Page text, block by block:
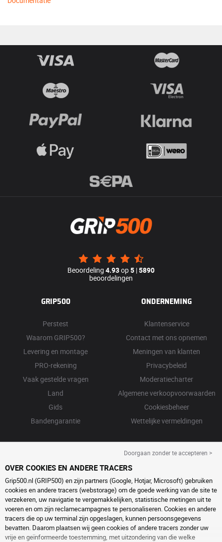
Beoordeling 4.93op5 |5890
beoordelingen
GRIP500
Perstest
Waarom GRIP500?
Levering en montage
PRO-rekening
Vaak gestelde vragen
Land
Gids
Bandengarantie
ONDERNEMING
Klantenservice
Contact met ons opnemen
Meningen van klanten
Privacybeleid
Moderatiecharter
Algemene verkoopvoorwaarden
Cookiesbeheer
Wettelijke vermeldingen
Doorgaan zonder te accepteren >
OVER COOKIES EN ANDERE TRACERS
Grip500.nl (GRIP500) en zijn partners (Google, Hotjar, Microsoft) gebruiken
cookies en andere tracers (webstorage) om de goede werking van de site te
verzekeren, uw navigatie te vergemakkelijken, statistische metingen uit te
voeren en om zijn reclamecampagnes te personaliseren. Cookies en andere
tracers die op uw terminal zijn opgeslagen, kunnen persoonsgegevens
bevatten. Daarom plaatsen wij geen cookies of andere tracers zonder uw
vrije en geïnformeerde toestemming, met uitzondering van die welke